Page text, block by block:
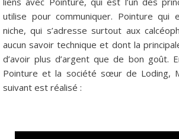
utilise pour communiquer. Pointure qui
niche, qui s’adresse surtout aux
aucun savoir technique et dont la
d’avoir plus d’argent que de bon goût.
Pointure et la société sœur de Loding,
suivant est réalisé :